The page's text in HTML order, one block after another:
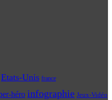
Etats-Unis france
héro infographie Jeux-Vidéo